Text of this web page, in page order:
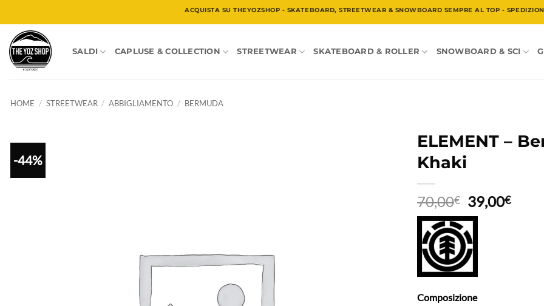
ai
contenuti
ACQUISTA SU THEYOZSHOP - SKATEBOARD, STREETWEAR & SNOWBOARD SEMPRE AL TOP -
SALDI CAPLUSE & COLLECTION STREETWEAR SKATEBOARD & ROLLER SNOWBOARD & SCI
HOME / STREETWEAR / ABBIGLIAMENTO / BERMUDA
-44%
ELEMENT –
Khaki
70,00€ Il
prezzo
originale
era:
70,00€.
39,00€Il
Composizione